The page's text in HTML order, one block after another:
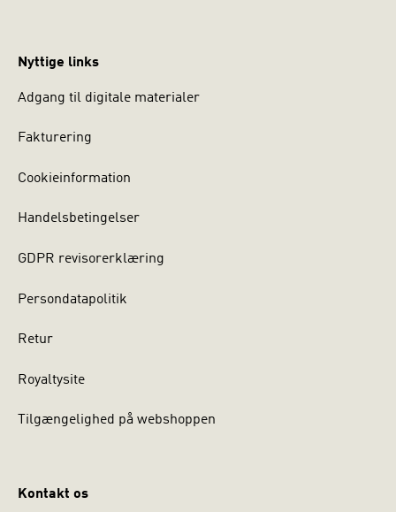
Nyttige links
Adgang til digitale materialer
Fakturering
Cookieinformation
Handelsbetingelser
GDPR revisorerklæring
Persondatapolitik
Retur
Royaltysite
Tilgængelighed på webshoppen
Kontakt os